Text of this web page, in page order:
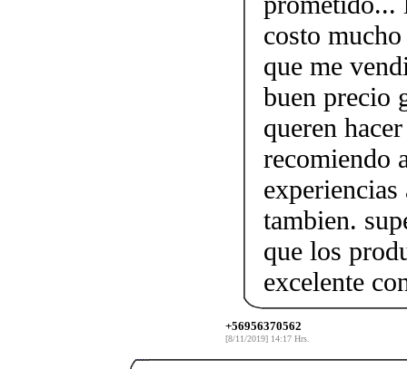
costo
que me
buen precio
queren
recomiendo
tambien.
que los
excelente
+56956370562
[8/11/2019] 14:17 Hrs.